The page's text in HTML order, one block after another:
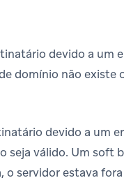
devido a um
domínio não existe
devido a um
seja válido. Um soft
servidor estava